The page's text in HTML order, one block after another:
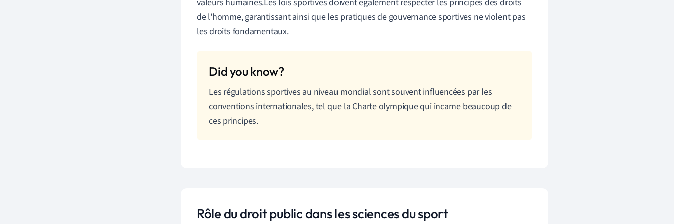
valeurs humaines.Les lois sportives doivent également respecter les principes des droits
de l'homme, garantissant ainsi que les pratiques de gouvernance sportives ne violent pas
les droits fondamentaux.
Les régulations sportives au niveau mondial sont souvent influencées par les
conventions internationales, tel que la Charte olympique qui incarne beaucoup de
ces principes.
Rôle du droit public dans les sciences du sport